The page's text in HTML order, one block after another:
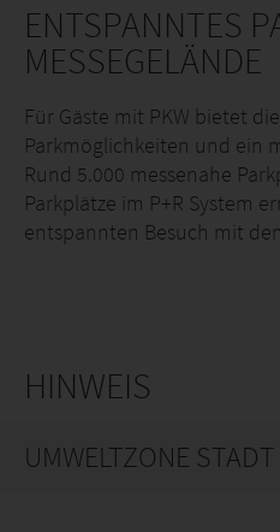
ENTSPANNTES
MESSEGELÄNDE
Für Gäste mit PKW bietet die
Parkmöglichkeiten und ein
Rund 5.000 messenahe
Parkplätze im P+R System
entspannten Besuch mit
HINWEIS
UMWELTZONE